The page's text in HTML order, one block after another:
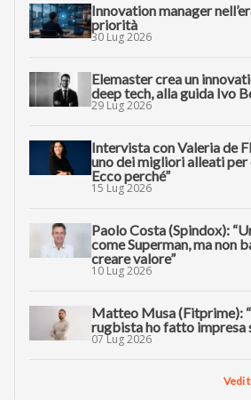
Innovation manager
priorità
30 Lug 2026
Elemaster crea un
deep tech, alla guida Ivo
29 Lug 2026
Intervista con Valeria de
uno dei migliori alleati per
Ecco perché”
15 Lug 2026
Paolo Costa (Spindox):
come Superman, ma non
creare valore”
10 Lug 2026
Matteo Musa (Fitprime):
rugbista ho fatto impresa
07 Lug 2026
Vedi